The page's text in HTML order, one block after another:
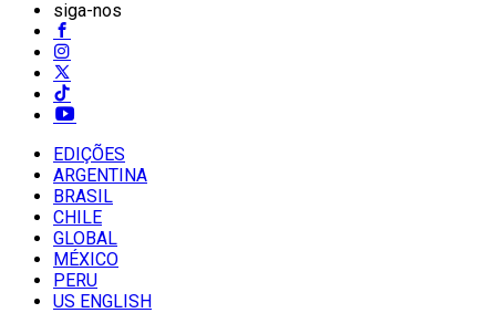
siga-nos
EDIÇÕES
ARGENTINA
BRASIL
CHILE
GLOBAL
MÉXICO
PERU
US ENGLISH